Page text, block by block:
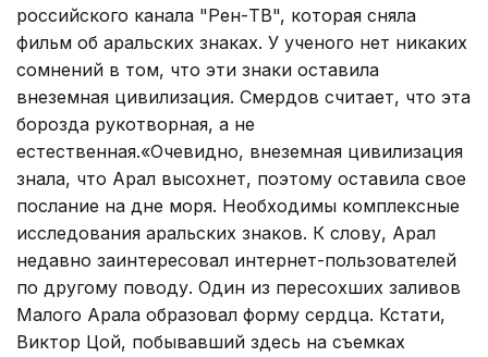
российского канала "Рен-ТВ", которая сняла
фильм об аральских знаках. У ученого нет никаких
сомнений в том, что эти знаки оставила
внеземная цивилизация. Смердов считает, что эта
борозда рукотворная, а не
естественная.«Очевидно, внеземная цивилизация
знала, что Арал высохнет, поэтому оставила свое
послание на дне моря. Необходимы комплексные
исследования аральских знаков. К слову, Арал
недавно заинтересовал интернет-пользователей
по другому поводу. Один из пересохших заливов
Малого Арала образовал форму сердца. Кстати,
Виктор Цой, побывавший здесь на съемках